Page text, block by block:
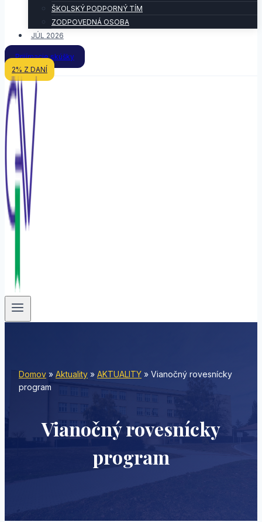
ŠKOLSKÝ PODPORNÝ TÍM
ZODPOVEDNÁ OSOBA
JÚL 2026
Prijímacie skúšky
2% Z DANÍ
Domov » Aktuality » AKTUALITY » Vianočný rovesnícky
program
Vianočný rovesnícky
program